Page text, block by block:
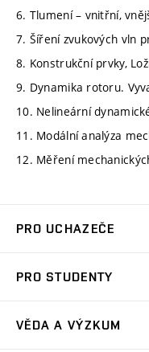
6. Tlumení – vnitřní,
7. Šíření zvukových vln
8. Konstrukční prvky,
9. Dynamika rotoru.
10. Nelineární
11. Modální analýza
12. Měření
PRO UCHAZEČE
Ambasadoři studia
PRO STUDENTY
VĚDA A VÝZKUM